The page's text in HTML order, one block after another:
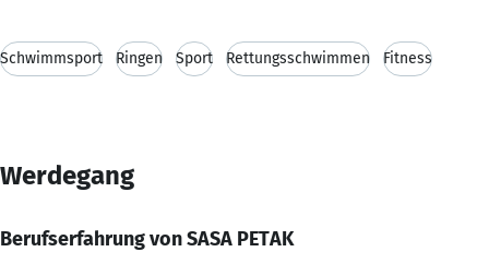
Schwimmsport Ringen Sport Rettungsschwimmen Fitness
Werdegang
Berufserfahrung von SASA PETAK